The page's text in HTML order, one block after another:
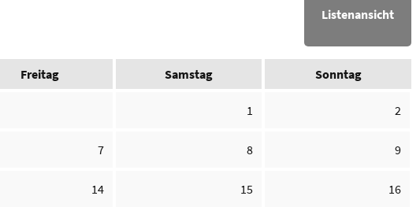
Listenansicht
Freitag Samstag Sonntag
1 2
7 8 9
14 15 16